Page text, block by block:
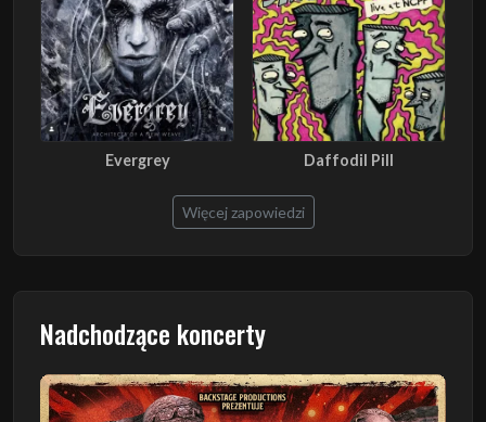
Evergrey Daffodil Pill
Więcej zapowiedzi
Nadchodzące koncerty